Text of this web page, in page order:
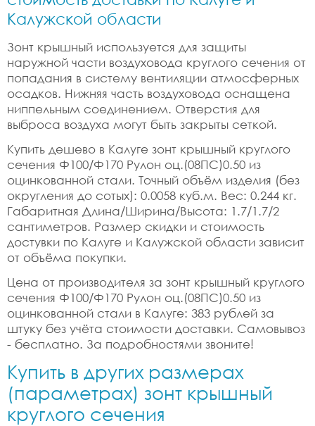
Калужской области
Зонт крышный используется для защиты
наружной части воздуховода круглого сечения от
попадания в систему вентиляции атмосферных
осадков. Нижняя часть воздуховода оснащена
ниппельным соединением. Отверстия для
выброса воздуха могут быть закрыты сеткой.
Купить дешево в Калуге зонт крышный круглого
сечения Ф100/Ф170 Рулон оц.(08ПС)0.50 из
оцинкованной стали. Точный объём изделия (без
округления до сотых): 0.0058 куб.м. Вес: 0.244 кг.
Габаритная Длина/Ширина/Высота: 1.7/1.7/2
сантиметров. Размер скидки и стоимость
достувки по Калуге и Калужской области зависит
от объёма покупки.
Цена от производителя за зонт крышный круглого
сечения Ф100/Ф170 Рулон оц.(08ПС)0.50 из
оцинкованной стали в Калуге: 383 рублей за
штуку без учёта стоимости доставки. Самовывоз
- бесплатно. За подробностями звоните!
Купить в других размерах
(параметрах) зонт крышный
круглого сечения